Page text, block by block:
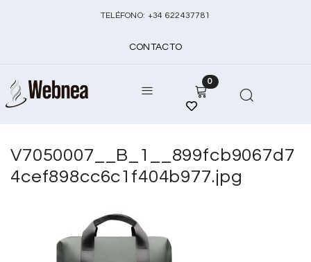
TELÉFONO: +34 622437781
CONTACTO
0
V7050007__B_1__899fcb9067d7
4cef898cc6c1f404b977.jpg